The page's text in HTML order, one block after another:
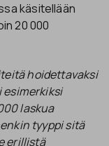
käsitellään
20 000
hoidettavaksi
esimerkiksi
laskua
tyyppi sitä
erillistä